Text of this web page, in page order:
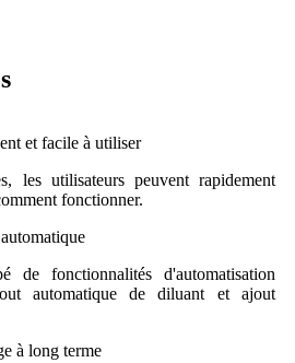
et facile à utiliser
les utilisateurs peuvent rapidement
fonctionner.
de fonctionnalités d'automatisation
automatique de diluant et ajout
à long terme